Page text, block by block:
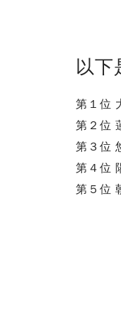
以下
第１位
第２位
第３位
第４位
第５位